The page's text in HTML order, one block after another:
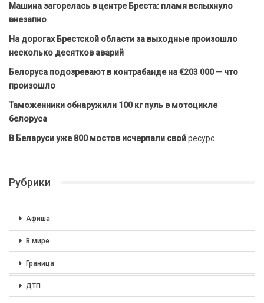
Машина загорелась в центре Бреста: пламя вспыхнуло
внезапно
На дорогах Брестской области за выходные произошло
несколько десятков аварий
Белоруса подозревают в контрабанде на €203 000 — что
произошло
Таможенники обнаружили 100 кг пуль в мотоцикле
белоруса
В Беларуси уже 800 мостов исчерпали свойресурс
Рубрики
Афиша
В мире
Граница
ДТП